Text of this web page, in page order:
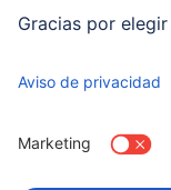
Sostenibilidad
Business-Portal